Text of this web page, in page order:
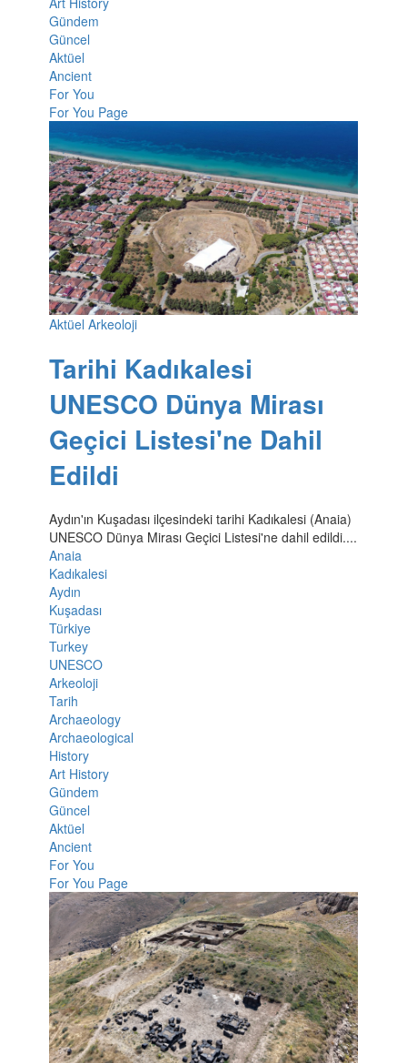
Gündem
Güncel
Aktüel
Ancient
For You
For You Page
Aktüel Arkeoloji
Tarihi Kadıkalesi
UNESCO Dünya Mirası
Geçici Listesi'ne Dahil
Edildi
Aydın'ın Kuşadası ilçesindeki tarihi Kadıkalesi (Anaia)
UNESCO Dünya Mirası Geçici Listesi'ne dahil edildi....
Anaia
Kadıkalesi
Aydın
Kuşadası
Türkiye
Turkey
UNESCO
Arkeoloji
Tarih
Archaeology
Archaeological
History
Art History
Gündem
Güncel
Aktüel
Ancient
For You
For You Page